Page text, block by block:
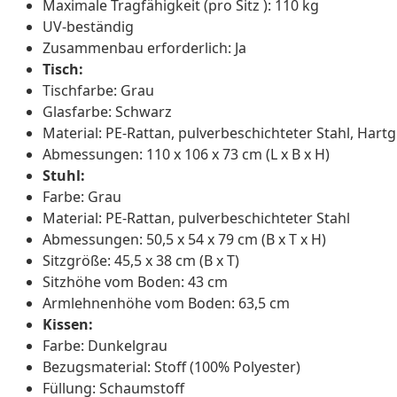
Maximale Tragfähigkeit (pro Sitz ): 110 kg
UV-beständig
Zusammenbau erforderlich: Ja
Tisch:
Tischfarbe: Grau
Glasfarbe: Schwarz
Material: PE-Rattan, pulverbeschichteter Stahl,
Abmessungen: 110 x 106 x 73 cm (L x B x H)
Stuhl:
Farbe: Grau
Material: PE-Rattan, pulverbeschichteter Stahl
Abmessungen: 50,5 x 54 x 79 cm (B x T x H)
Sitzgröße: 45,5 x 38 cm (B x T)
Sitzhöhe vom Boden: 43 cm
Armlehnenhöhe vom Boden: 63,5 cm
Kissen:
Farbe: Dunkelgrau
Bezugsmaterial: Stoff (100% Polyester)
Füllung: Schaumstoff